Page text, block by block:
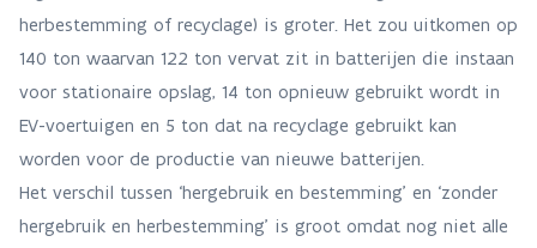
herbestemming of recyclage) is groter. Het zou uitkomen op
140 ton waarvan 122 ton vervat zit in batterijen die instaan
voor stationaire opslag, 14 ton opnieuw gebruikt wordt in
EV-voertuigen en 5 ton dat na recyclage gebruikt kan
worden voor de productie van nieuwe batterijen.
Het verschil tussen ‘hergebruik en bestemming’ en ‘zonder
hergebruik en herbestemming’ is groot omdat nog niet alle